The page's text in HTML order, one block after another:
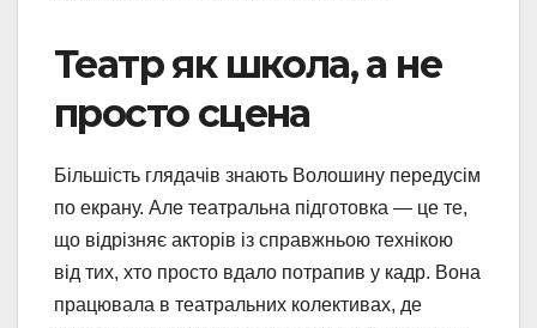
Театр як школа, а не
просто сцена
Більшість глядачів знають Волошину передусім
по екрану. Але театральна підготовка — це те,
що відрізняє акторів із справжньою технікою
від тих, хто просто вдало потрапив у кадр. Вона
працювала в театральних колективах, де